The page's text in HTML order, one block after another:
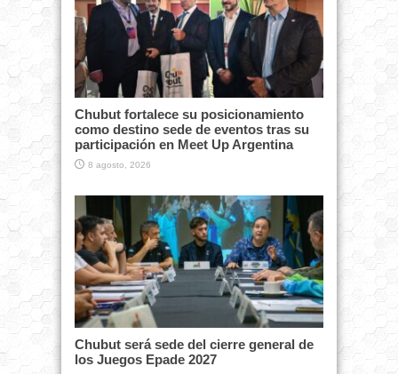
Chubut fortalece su posicionamiento
como destino sede de eventos tras su
participación en Meet Up Argentina
8 agosto, 2026
Chubut será sede del cierre general de
los Juegos Epade 2027